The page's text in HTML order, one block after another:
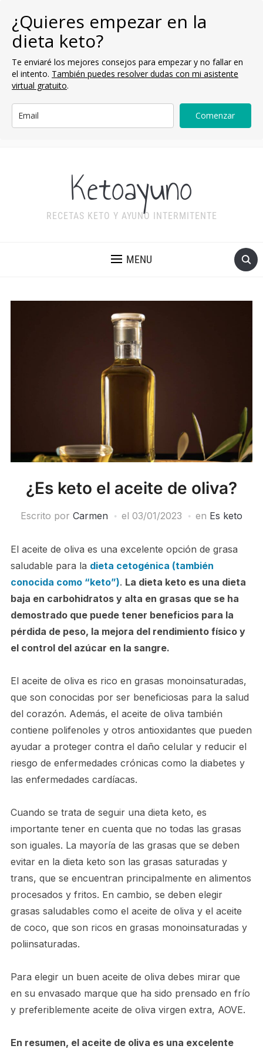
¿Quieres empezar en la
dieta keto?
Te enviaré los mejores consejos para empezar y no fallar en
el intento. También puedes resolver dudas con mi asistente
virtual gratuito.
Comenzar
Ketoayuno
RECETAS KETO Y AYUNO INTERMITENTE
MENU
¿Es keto el aceite de oliva?
Escrito por Carmen el 03/01/2023 en Es keto
El aceite de oliva es una excelente opción de grasa
saludable para la dieta cetogénica (también
conocida como “keto”). La dieta keto es una dieta
baja en carbohidratos y alta en grasas que se ha
demostrado que puede tener beneficios para la
pérdida de peso, la mejora del rendimiento físico y
el control del azúcar en la sangre.
El aceite de oliva es rico en grasas monoinsaturadas,
que son conocidas por ser beneficiosas para la salud
del corazón. Además, el aceite de oliva también
contiene polifenoles y otros antioxidantes que pueden
ayudar a proteger contra el daño celular y reducir el
riesgo de enfermedades crónicas como la diabetes y
las enfermedades cardíacas.
Cuando se trata de seguir una dieta keto, es
importante tener en cuenta que no todas las grasas
son iguales. La mayoría de las grasas que se deben
evitar en la dieta keto son las grasas saturadas y
trans, que se encuentran principalmente en alimentos
procesados ​​y fritos. En cambio, se deben elegir
grasas saludables como el aceite de oliva y el aceite
de coco, que son ricos en grasas monoinsaturadas y
poliinsaturadas.
Para elegir un buen aceite de oliva debes mirar que
en su envasado marque que ha sido prensado en frío
y preferiblemente aceite de oliva virgen extra, AOVE.
En resumen, el aceite de oliva es una excelente